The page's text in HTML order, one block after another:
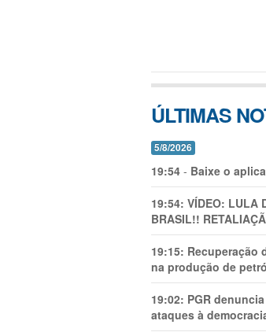
ÚLTIMAS
5/8/2026
19:54 - Baixe o
19:54: VÍDEO: LULA
BRASIL!!
19:15: Recuperação
na produção de
19:02: PGR
ataques à